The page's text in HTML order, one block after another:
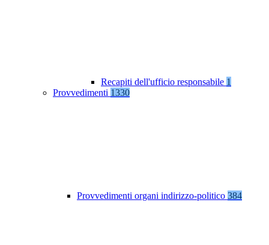
Recapiti dell'ufficio responsabile 1
Provvedimenti 1330
Provvedimenti organi indirizzo-politico 384